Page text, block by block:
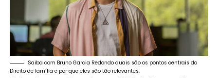
Saiba com Bruno Garcia Redondo quais são os pontos centrais do
Direito de família e por que eles são tão relevantes.